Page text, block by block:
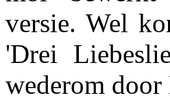
versie. Wel
'Drei
wederom